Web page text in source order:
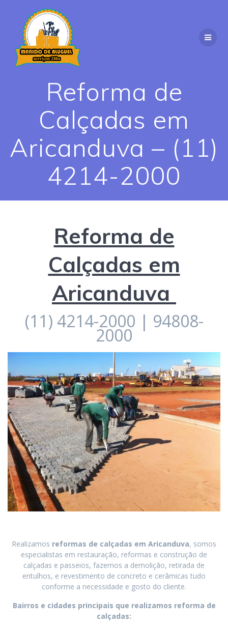
Reforma de
Calçadas em
Aricanduva – (11)
4214-2000
Reforma de
Calçadas em
Aricanduva
(11) 4214-2000 | 94808-
2000
Realizamos reformas de calçadas em Aricanduva, somos
especialistas em restauração, reformas e construção de
calçadas e passeios, fazemos a demolição, retirada de
entulhos, e revestimento de concreto e cerâmicas tudo
conforme a necessidade e gosto do cliente.
Bairros e cidades principais que realizamos reforma de
calçadas: